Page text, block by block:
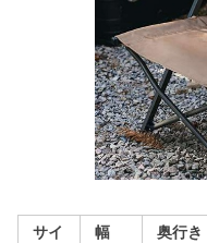
サイ
幅
奥行き